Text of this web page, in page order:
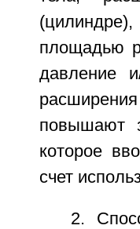
площадью
давление
повышают
которое
счет
2.